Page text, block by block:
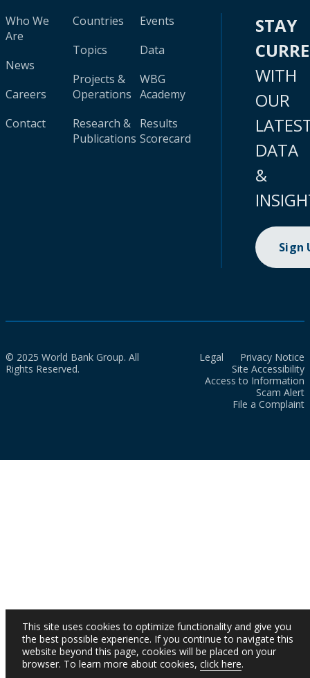
Who We
Are
News
Careers
Contact
Countries
Topics
Projects &
Operations
Research &
Publications
Events
Data
WBG
Academy
Results
Scorecard
STAY
WITH
OUR
DATA
&
Sign
© 2025 World Bank Group. All
Rights Reserved.
Legal
Privacy Notice
Site Accessibility
Access to Information
Scam Alert
File a Complaint
This site uses cookies to optimize functionality and give you
the best possible experience. If you continue to navigate this
website beyond this page, cookies will be placed on your
browser. To learn more about cookies, click here.